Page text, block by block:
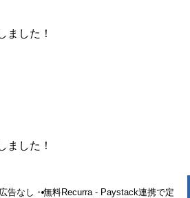
ました！
ました！
告なし・無料Recurra - Paystack連携で定